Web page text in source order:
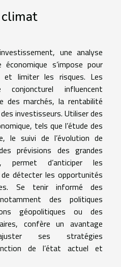
une analyse
s’impose pour
et limiter les risques. Les
influencent
des marchés, la rentabilité
investisseurs. Utiliser des
tels que l’étude des
le suivi de l’évolution de
prévisions des grandes
permet d’anticiper les
détecter les opportunités
Se tenir informé des
des politiques
géopolitiques ou des
confère un avantage
ses stratégies
de l’état actuel et